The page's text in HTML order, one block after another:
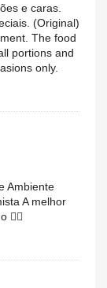
e caras.
(Original)
The food
portions and
only.
Ambiente
A melhor